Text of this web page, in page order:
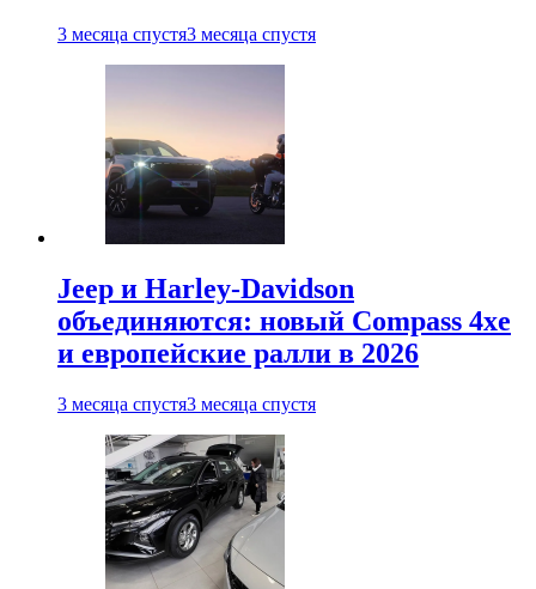
3 месяца спустя3 месяца спустя
Jeep и Harley-Davidson
объединяются: новый Compass 4xe
и европейские ралли в 2026
3 месяца спустя3 месяца спустя